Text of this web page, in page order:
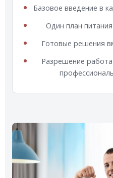
Базовое введение в
Один план
Готовые решения
Разрешение